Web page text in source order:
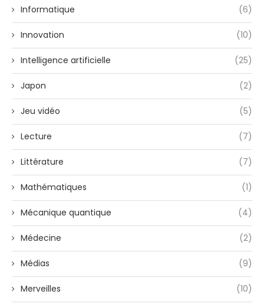
Informatique (6)
Innovation (10)
Intelligence artificielle (25)
Japon (2)
Jeu vidéo (5)
Lecture (7)
Littérature (7)
Mathématiques (1)
Mécanique quantique (4)
Médecine (2)
Médias (9)
Merveilles (10)